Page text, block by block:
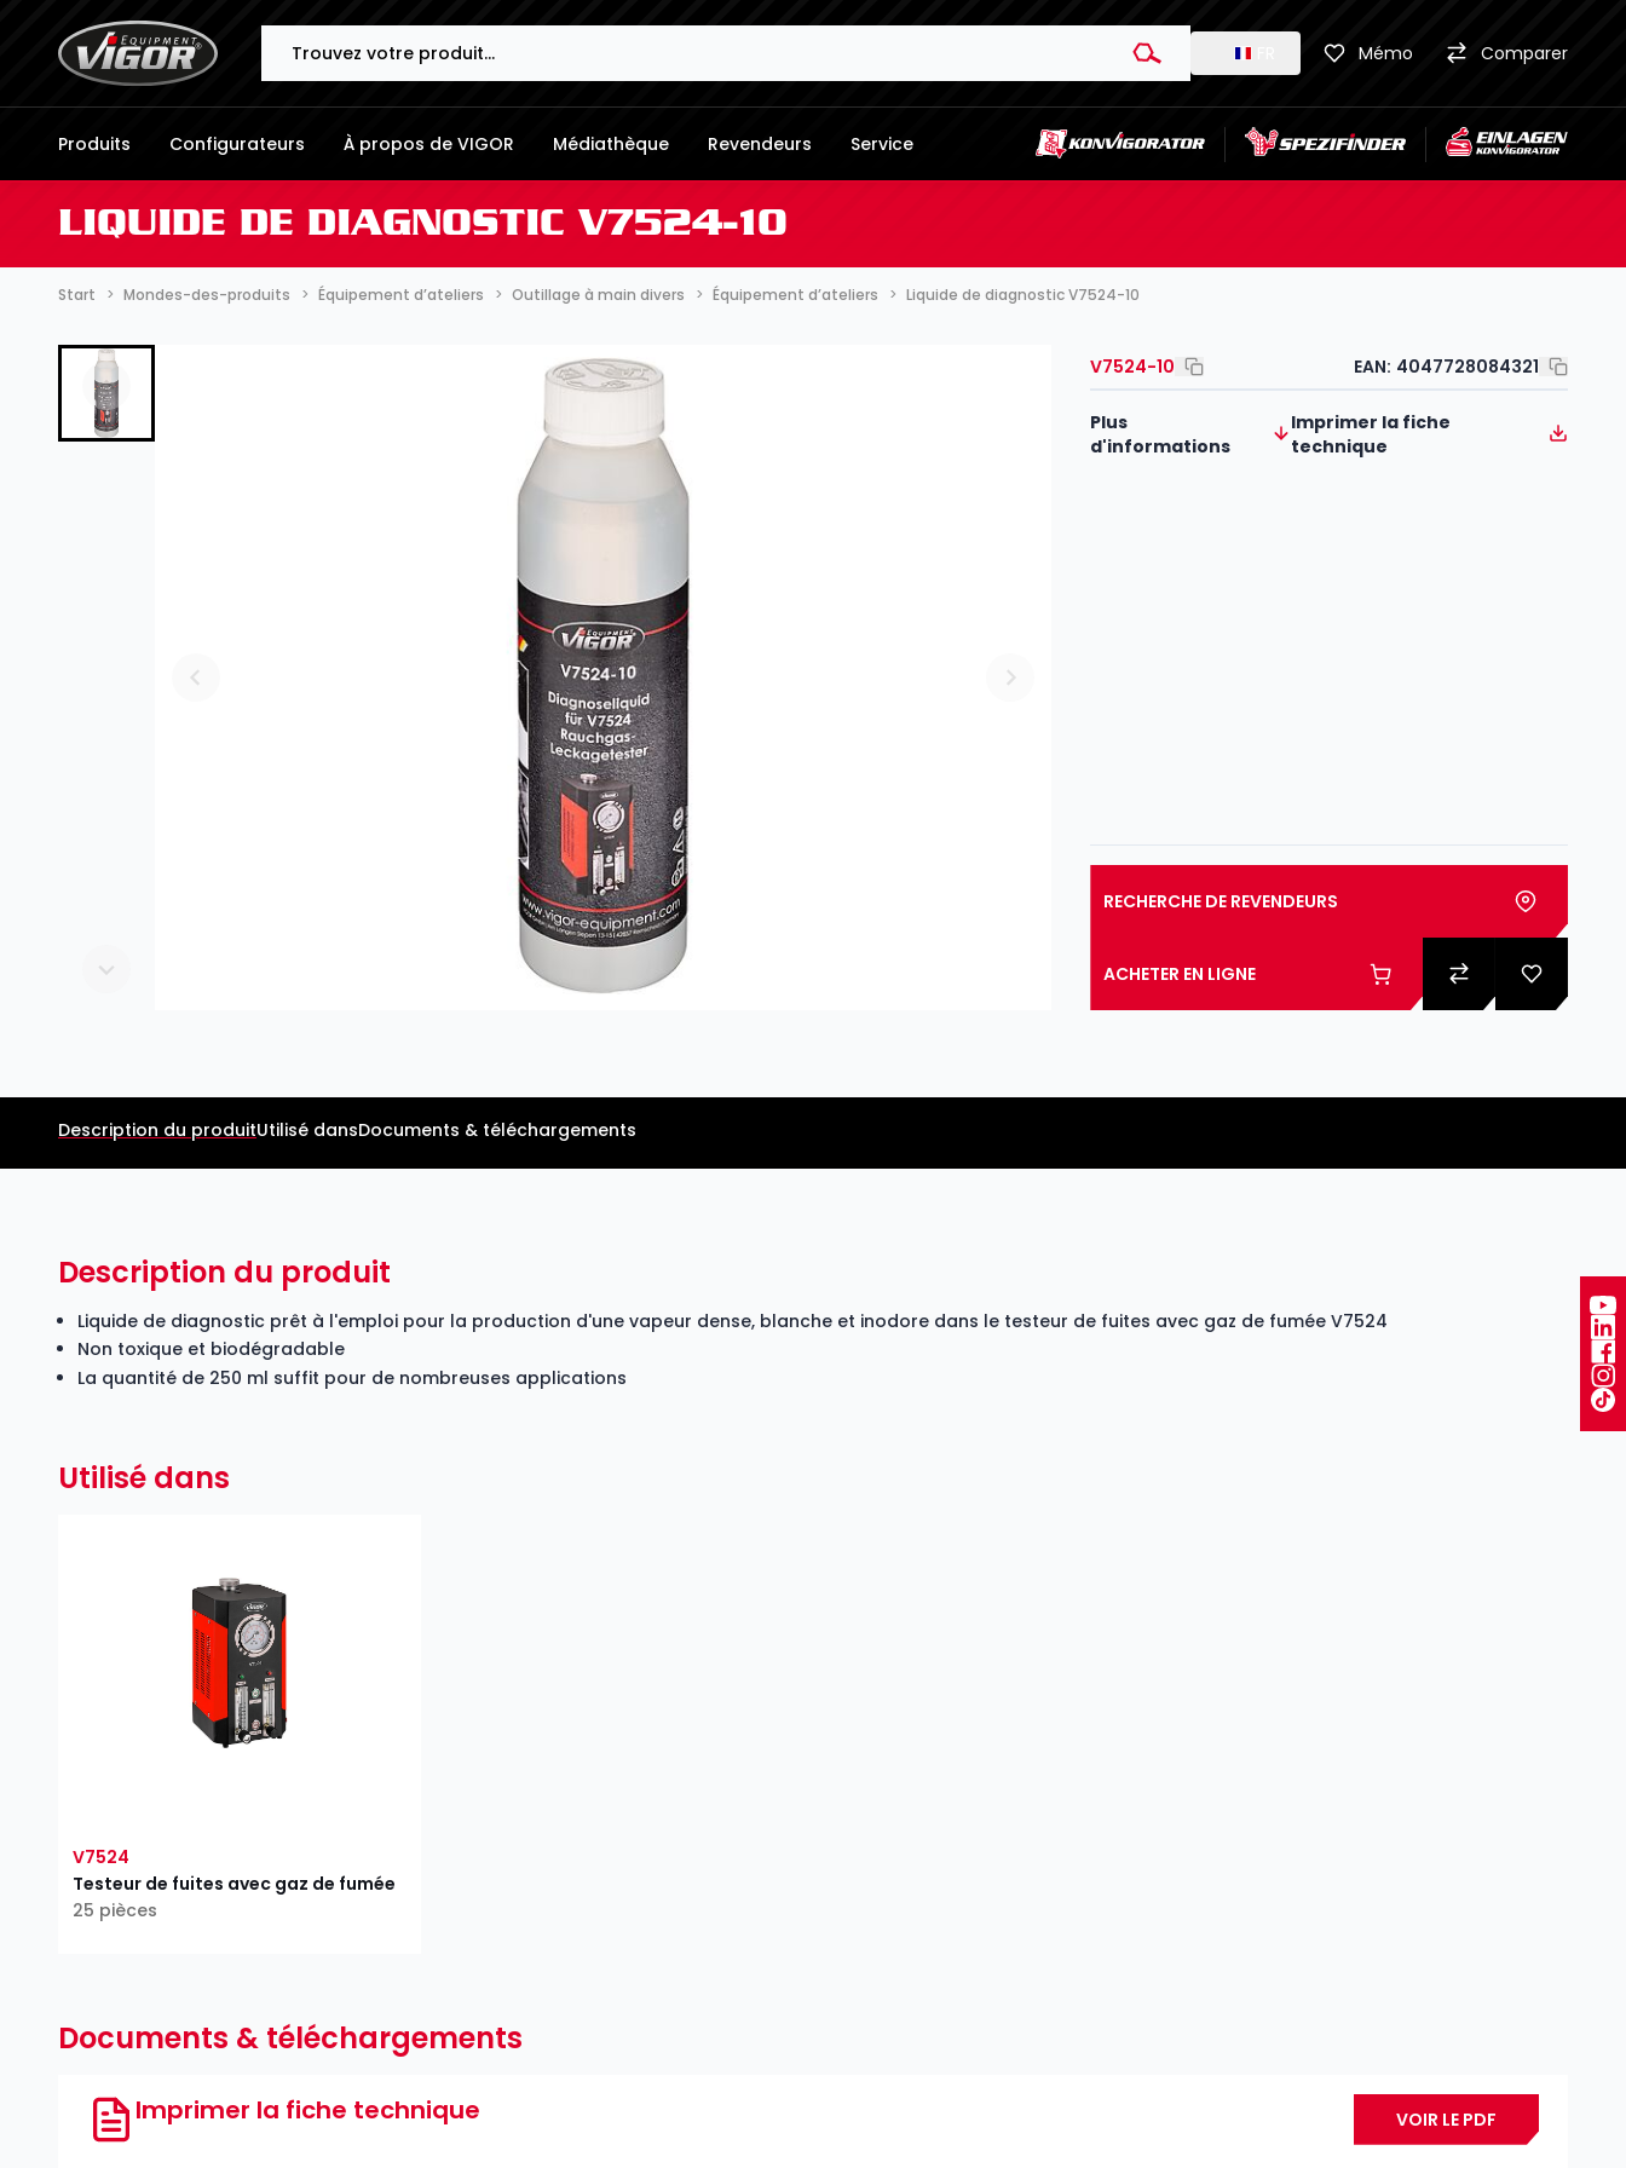
Mémo Comparer
Produits Configurateurs À propos de VIGOR Médiathèque Revendeurs Service
LIQUIDE DE DIAGNOSTIC V7524-10
Start Mondes-des-produits Équipement d’ateliers Outillage à main divers Équipement d’ateliers Liquide de diagnostic V7524-10
V7524-10 EAN: 4047728084321
Plus
d'informations
Imprimer la fiche
technique
RECHERCHE DE REVENDEURS
ACHETER EN LIGNE
Description du produitUtilisé dansDocuments & téléchargements
Description du produit
Liquide de diagnostic prêt à l'emploi pour la production d'une vapeur dense, blanche et inodore dans le testeur de fuites avec gaz de fumée V7524
Non toxique et biodégradable
La quantité de 250 ml suffit pour de nombreuses applications
Utilisé dans
V7524
Testeur de fuites avec gaz de fumée
25 pièces
Documents & téléchargements
Imprimer la fiche technique VOIR LE PDF